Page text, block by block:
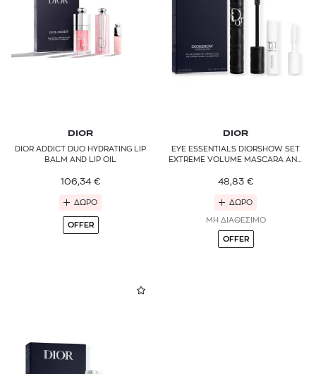
DIOR
DIOR ADDICT DUO HYDRATING LIP
BALM AND LIP OIL
106,34 €
ΔΩΡΟ
OFFER
DIOR
EYE ESSENTIALS DIORSHOW SET
EXTREME VOLUME MASCARA AND
48,83 €
ΔΩΡΟ
ΜΗ ΔΙΑΘΕΣΙΜΟ
OFFER